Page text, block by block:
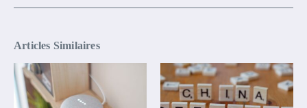
Articles Similaires